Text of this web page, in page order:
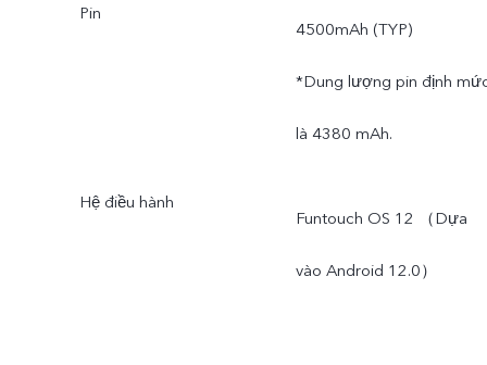
Pin
4500mAh (TYP)
*Dung lượng pin định
là 4380 mAh.
Hệ điều hành
Funtouch OS 12 （Dựa
vào Android 12.0）